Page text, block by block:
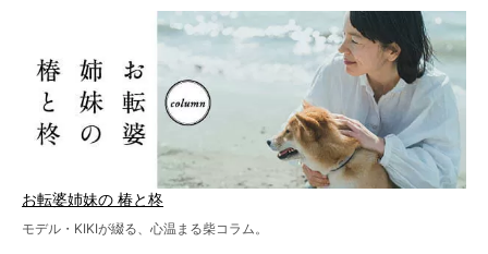
お転婆姉妹の 椿と柊
モデル・KIKIが綴る、心温まる柴コラム。